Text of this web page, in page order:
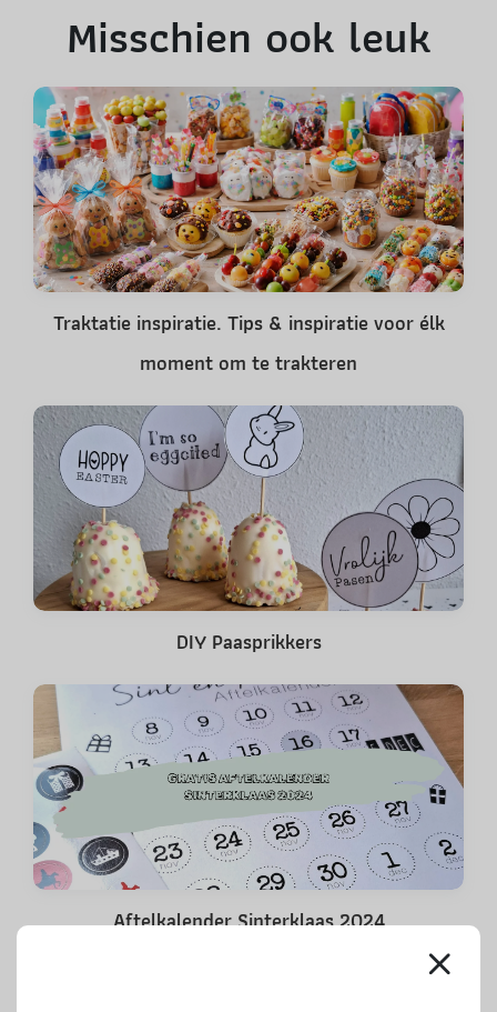
Misschien ook leuk
Traktatie inspiratie. Tips & inspiratie voor élk
moment om te trakteren
DIY Paasprikkers
Aftelkalender Sinterklaas 2024